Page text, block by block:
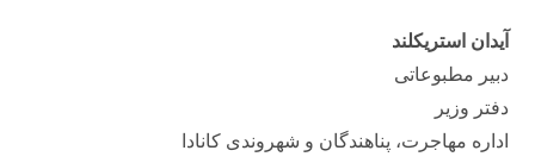
آیدان استریکلند
دبیر مطبوعاتی
دفتر وزیر
اداره مهاجرت، پناهندگان و شهروندی کانادا